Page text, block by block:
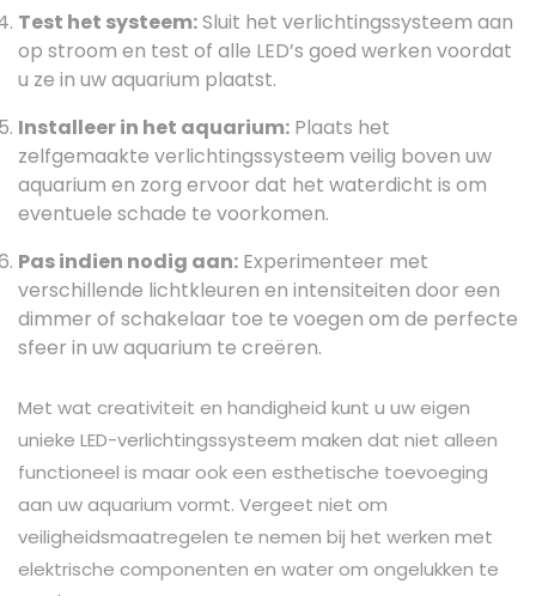
Test het systeem:Sluit het verlichtingssysteem aan
op stroom en test of alle LED’s goed werken voordat
u ze in uw aquarium plaatst.
Installeer in het aquarium: Plaats het
zelfgemaakte verlichtingssysteem veilig boven uw
aquarium en zorg ervoor dat het waterdicht is om
eventuele schade te voorkomen.
Pas indien nodig aan: Experimenteer met
verschillende lichtkleuren en intensiteiten door een
dimmer of schakelaar toe te voegen om de perfecte
sfeer in uw aquarium te creëren.
Met wat creativiteit en handigheid kunt u uw eigen
unieke LED-verlichtingssysteem maken dat niet alleen
functioneel is maar ook een esthetische toevoeging
aan uw aquarium vormt. Vergeet niet om
veiligheidsmaatregelen te nemen bij het werken met
elektrische componenten en water om ongelukken te